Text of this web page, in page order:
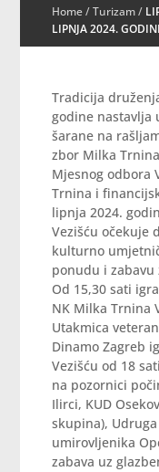
Home/Turizam/
LIPNJA 2024.
Tradicija
godine nastavlja
šarane na
zbor Milka
Mjesnog odbora
Trnina i
lipnja 2024.
Vezišću očekuje
kulturno
ponudu i zabavu
Od 15,30 sati
NK Milka Trnina
Utakmica
Dinamo Zagreb
Vezišću od 18
na pozornici
Ilirci, KUD
skupina),
umirovljenika
zabava uz